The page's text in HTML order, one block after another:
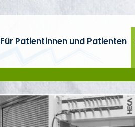
Für Patientinnen und Patienten